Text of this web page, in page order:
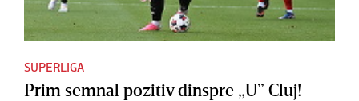
SUPERLIGA
Prim semnal pozitiv dinspre „U” Cluj!